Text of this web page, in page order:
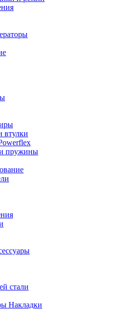
втулки
пружины
стали
Накладки